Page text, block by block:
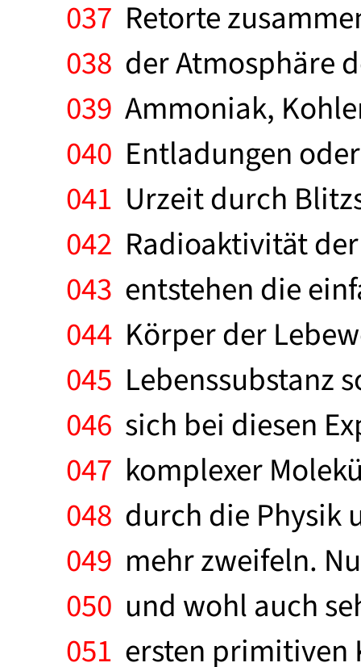
037 Retorte
038 der Atmosphäre
039 Ammoniak,
040 Entladungen
041 Urzeit durch
042 Radioaktivität
043 entstehen die
044 Körper der
045 Lebenssubstanz
046 sich bei diesen
047 komplexer
048 durch die Physik
049 mehr zweifeln.
050 und wohl auch
051 ersten primitiven